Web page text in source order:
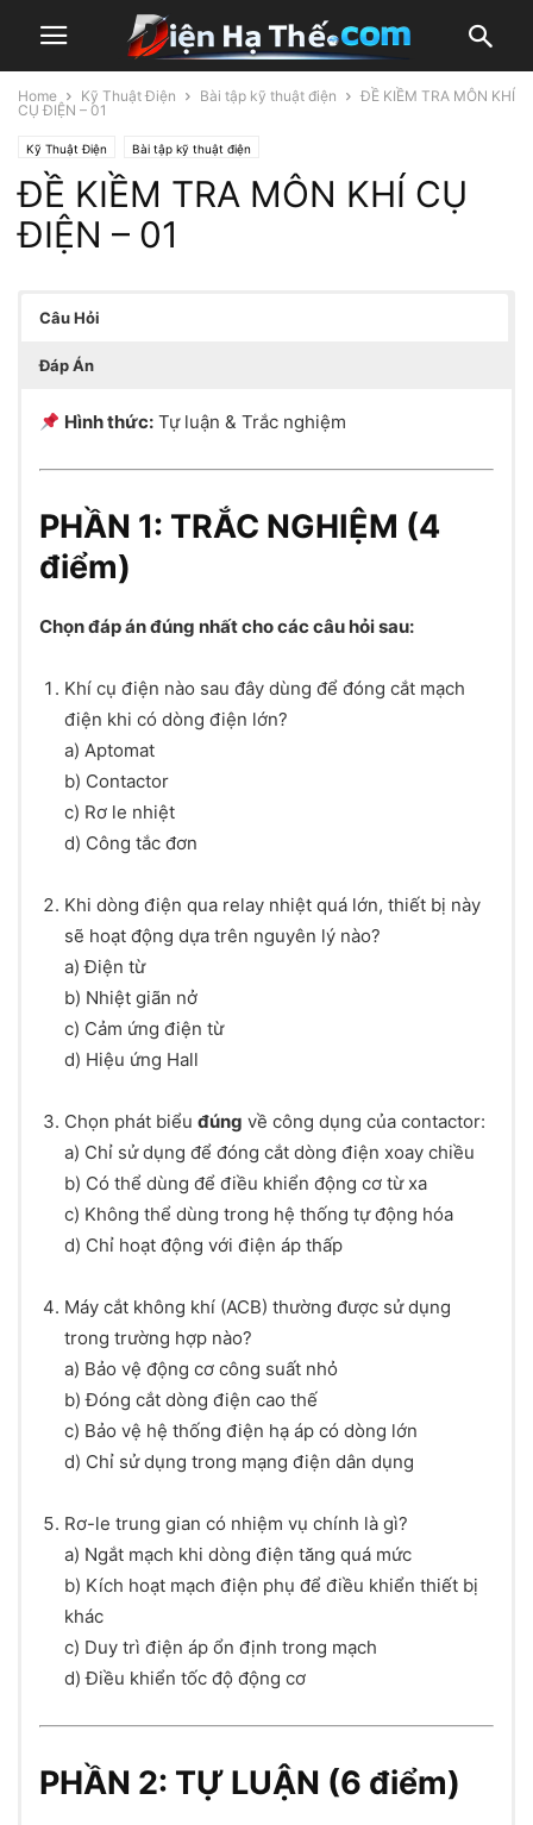
Home Kỹ Thuật Điện Bài tập kỹ thuật điện
ĐỀ KIỀM TRA MÔN KHÍ
CỤ ĐIỆN – 01
Kỹ Thuật Điện Bài tập kỹ thuật điện
ĐỀ KIỀM TRA MÔN KHÍ CỤ
ĐIỆN – 01
Câu Hỏi
Đáp Án
Hình thức: Tự luận & Trắc nghiệm
PHẦN 1: TRẮC NGHIỆM (4
điểm)
Chọn đáp án đúng nhất cho các câu hỏi sau:
Khí cụ điện nào sau đây dùng để đóng cắt mạch
điện khi có dòng điện lớn?
a) Aptomat
b) Contactor
c) Rơ le nhiệt
d) Công tắc đơn
Khi dòng điện qua relay nhiệt quá lớn, thiết bị này
sẽ hoạt động dựa trên nguyên lý nào?
a) Điện từ
b) Nhiệt giãn nở
c) Cảm ứng điện từ
d) Hiệu ứng Hall
Chọn phát biểu đúng về công dụng của contactor:
a) Chỉ sử dụng để đóng cắt dòng điện xoay chiều
b) Có thể dùng để điều khiển động cơ từ xa
c) Không thể dùng trong hệ thống tự động hóa
d) Chỉ hoạt động với điện áp thấp
Máy cắt không khí (ACB) thường được sử dụng
trong trường hợp nào?
a) Bảo vệ động cơ công suất nhỏ
b) Đóng cắt dòng điện cao thế
c) Bảo vệ hệ thống điện hạ áp có dòng lớn
d) Chỉ sử dụng trong mạng điện dân dụng
Rơ-le trung gian có nhiệm vụ chính là gì?
a) Ngắt mạch khi dòng điện tăng quá mức
b) Kích hoạt mạch điện phụ để điều khiển thiết bị
khác
c) Duy trì điện áp ổn định trong mạch
d) Điều khiển tốc độ động cơ
PHẦN 2: TỰ LUẬN (6 điểm)